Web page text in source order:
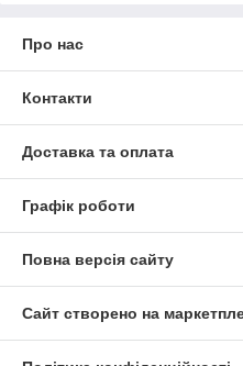
Про нас
Контакти
Доставка та оплата
Графік роботи
Повна версія сайту
Сайт створено на